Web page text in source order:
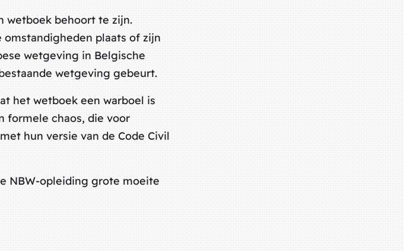
wetboek behoort te zijn.
plaats of zijn
wetgeving in Belgische
wetgeving gebeurt.
het wetboek een warboel is
formele chaos, die voor
hun versie van de Code Civil
NBW-opleiding grote moeite